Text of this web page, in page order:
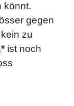
könnt.
gegen
zu
*ist noch